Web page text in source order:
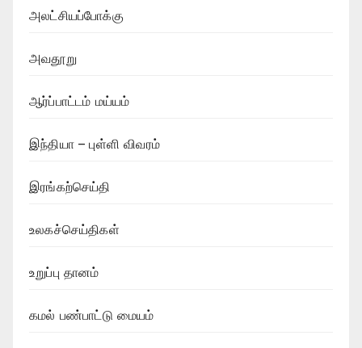
அலட்சியப்போக்கு
அவதூறு
ஆர்ப்பாட்டம் மய்யம்
இந்தியா – புள்ளி விவரம்
இரங்கற்செய்தி
உலகச்செய்திகள்
உறுப்பு தானம்
கமல் பண்பாட்டு மையம்